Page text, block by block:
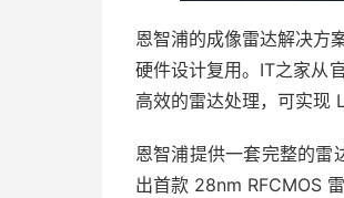
恩智浦的成像雷达解决方
硬件设计复用。IT之家从
高效的雷达处理，可实现
恩智浦提供一套完整的
出首款 28nm RFCMOS